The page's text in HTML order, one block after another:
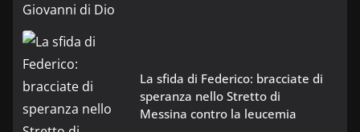
La sfida di Federico: bracciate di
speranza nello Stretto di
Messina contro la leucemia